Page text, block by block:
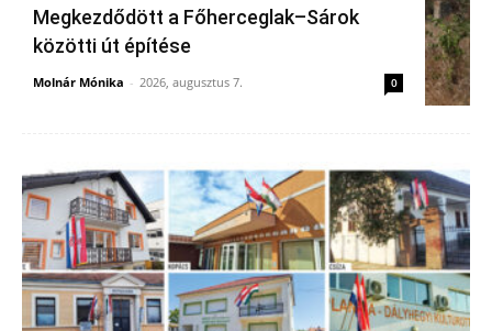
Megkezdődött a Főherceglak–Sárok
közötti út építése
Molnár Mónika - 2026, augusztus 7. 0